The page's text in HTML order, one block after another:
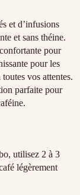
et d’infusions
et sans théine.
pour
pour les
vos attentes.
parfaite pour
utilisez 2 à 3
légèrement